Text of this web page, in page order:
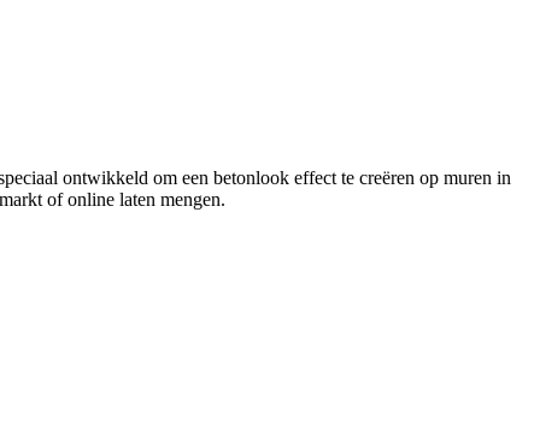
ontwikkeld om een betonlook effect te creëren op muren in
of online laten mengen.